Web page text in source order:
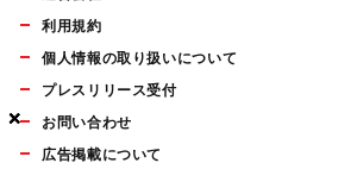
×
×
×
利用規約
個人情報の取り扱いについて
プレスリリース受付
お問い合わせ
広告掲載について